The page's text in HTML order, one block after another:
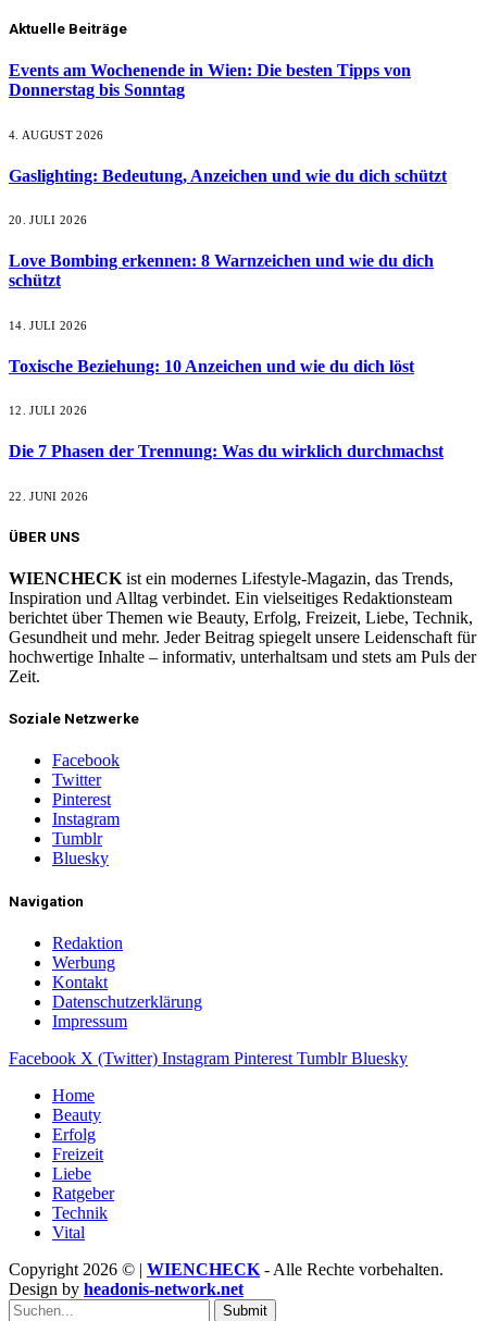
Aktuelle Beiträge
Events am Wochenende in Wien: Die besten Tipps von
Donnerstag bis Sonntag
4. AUGUST 2026
Gaslighting: Bedeutung, Anzeichen und wie du dich schützt
20. JULI 2026
Love Bombing erkennen: 8 Warnzeichen und wie du dich
schützt
14. JULI 2026
Toxische Beziehung: 10 Anzeichen und wie du dich löst
12. JULI 2026
Die 7 Phasen der Trennung: Was du wirklich durchmachst
22. JUNI 2026
ÜBER UNS
WIENCHECK ist ein modernes Lifestyle-Magazin, das Trends,
Inspiration und Alltag verbindet. Ein vielseitiges Redaktionsteam
berichtet über Themen wie Beauty, Erfolg, Freizeit, Liebe, Technik,
Gesundheit und mehr. Jeder Beitrag spiegelt unsere Leidenschaft für
hochwertige Inhalte – informativ, unterhaltsam und stets am Puls der
Zeit.
Soziale Netzwerke
Facebook
Twitter
Pinterest
Instagram
Tumblr
Bluesky
Navigation
Redaktion
Werbung
Kontakt
Datenschutzerklärung
Impressum
Facebook X (Twitter) Instagram Pinterest Tumblr Bluesky
Home
Beauty
Erfolg
Freizeit
Liebe
Ratgeber
Technik
Vital
Copyright 2026 © | WIENCHECK - Alle Rechte vorbehalten.
Design by headonis-network.net
Submit